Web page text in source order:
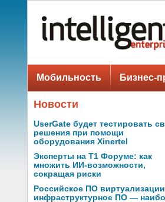
Мобильность Бизнес-
Новости
UserGate будет тестировать
решения при помощи
оборудования Xinertel
Эксперты на Т1 Форуме: как
множить ИИ-возможности,
сокращая риски
Российское ПО
инфраструктурное ПО —